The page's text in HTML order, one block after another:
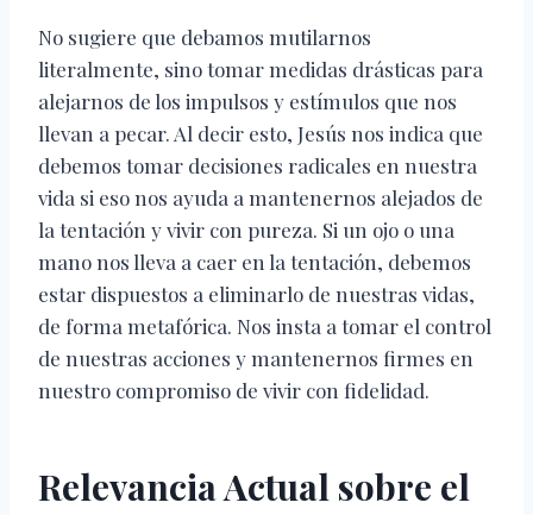
No sugiere que debamos mutilarnos
literalmente, sino tomar medidas drásticas para
alejarnos de los impulsos y estímulos que nos
llevan a pecar. Al decir esto, Jesús nos indica que
debemos tomar decisiones radicales en nuestra
vida si eso nos ayuda a mantenernos alejados de
la tentación y vivir con pureza. Si un ojo o una
mano nos lleva a caer en la tentación, debemos
estar dispuestos a eliminarlo de nuestras vidas,
de forma metafórica. Nos insta a tomar el control
de nuestras acciones y mantenernos firmes en
nuestro compromiso de vivir con fidelidad.
Relevancia Actual sobre el